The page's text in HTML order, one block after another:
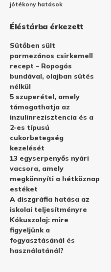
jótékony hatások
Éléstárba érkezett
Sütőben sült
parmezános csirkemell
recept – Ropogós
bundával, olajban sütés
nélkül
5 szuperétel, amely
támogathatja az
inzulinrezisztencia és a
2-es típusú
cukorbetegség
kezelését
13 egyserpenyős nyári
vacsora, amely
megkönnyíti a hétköznap
estéket
A diszgráfia hatása az
iskolai teljesítményre
Kókuszolaj: mire
figyeljünk a
fogyasztásánál és
használatánál?